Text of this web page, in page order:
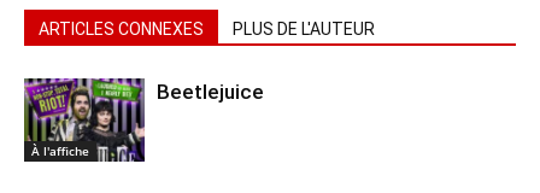
ARTICLES CONNEXES PLUS DE L'AUTEUR
À l'affiche
Beetlejuice